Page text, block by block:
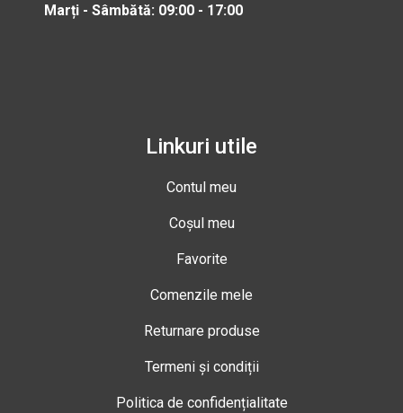
Marți - Sâmbătă: 09:00 - 17:00
Linkuri utile
Contul meu
Coșul meu
Favorite
Comenzile mele
Returnare produse
Termeni și condiții
Politica de confidențialitate